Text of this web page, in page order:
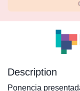
Description
Ponencia